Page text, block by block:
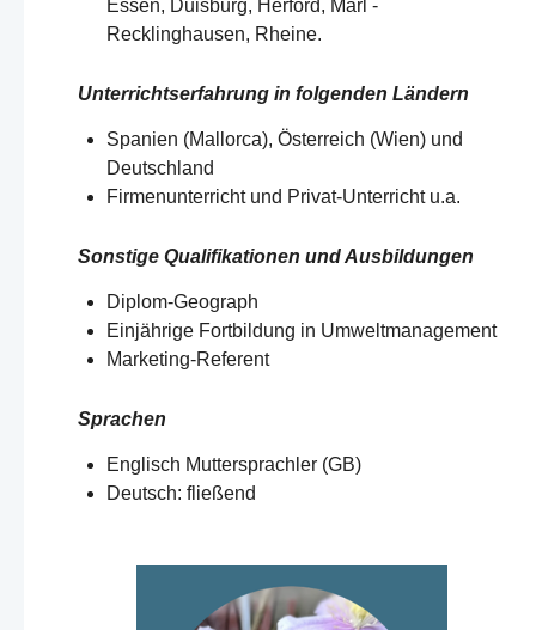
Essen, Duisburg, Herford, Marl -
Recklinghausen, Rheine.
Unterrichtserfahrung in folgenden Ländern
Spanien (Mallorca), Österreich (Wien) und
Deutschland​​
Firmenunterricht und Privat-Unterricht u.a.
Sonstige Qualifikationen und Ausbildungen
Diplom-Geograph
Einjährige Fortbildung in Umweltmanagement
Marketing-Referent
Sprachen
Englisch Muttersprachler (GB)
Deutsch: fließend